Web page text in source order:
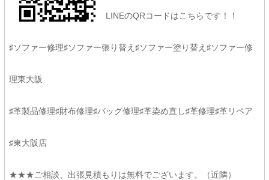
LINEのQRコードはこちらです！！
♯ソファー修理♯ソファー張り替え♯ソファー塗り替え♯ソファー修
理東大阪
♯革製品修理♯財布修理♯バッグ修理♯革染め直し♯革修理♯革リペア
♯東大阪店
★★★ご相談、出張見積もりは無料でございます。（近隣）